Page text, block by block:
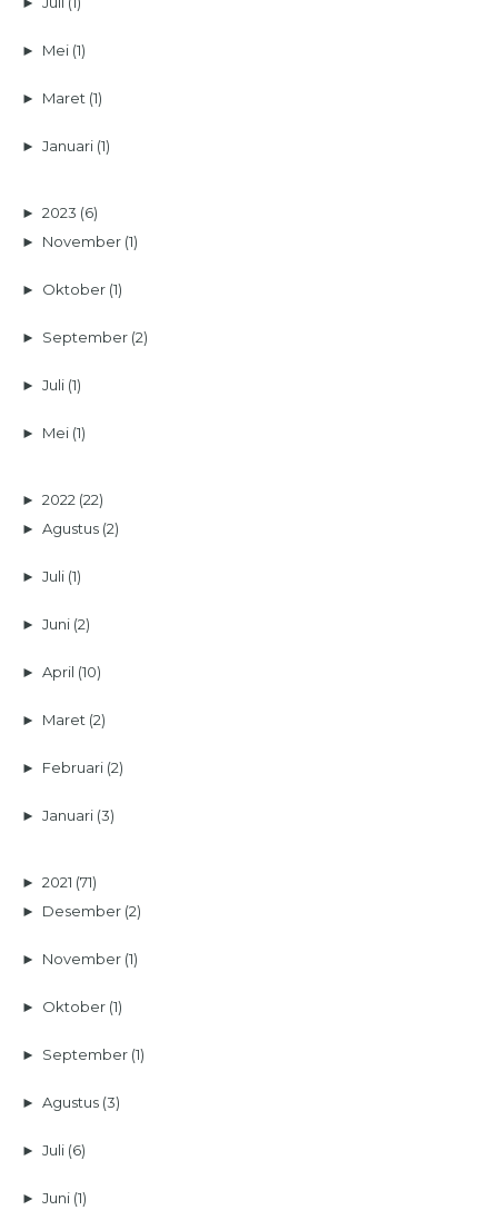
► Mei (1)
► Maret (1)
►Januari (1)
►2023 (6)
► November (1)
► Oktober (1)
► September (2)
►Juli (1)
► Mei (1)
►2022 (22)
►Agustus (2)
►Juli (1)
►Juni (2)
►April (10)
► Maret (2)
► Februari (2)
►Januari (3)
►2021 (71)
► Desember (2)
► November (1)
► Oktober (1)
► September (1)
►Agustus (3)
►Juli (6)
►Juni (1)